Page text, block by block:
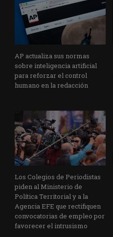
AP actualiza sus normas
sobre inteligencia artificial
para reforzar el control
humano en la redacción
Los Colegios de Periodistas
piden al Ministerio de
Política Territorial y a la
Agencia EFE que rectifiquen
convocatorias de empleo por
favorecer el intrusismo